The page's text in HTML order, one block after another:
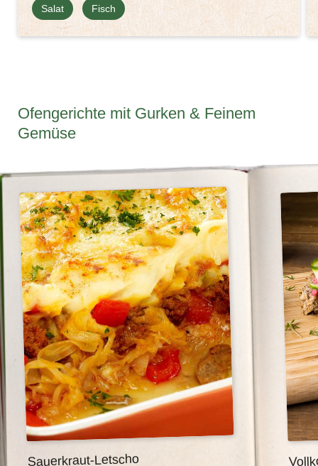
Salat Fisch
Ofengerichte mit Gurken & Feinem
Gemüse
Sauerkraut-Letscho